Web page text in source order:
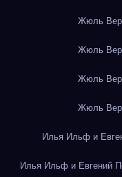
Жюль
Жюль
Жюль
Жюль
Илья Ильф и
Илья Ильф и Евгений